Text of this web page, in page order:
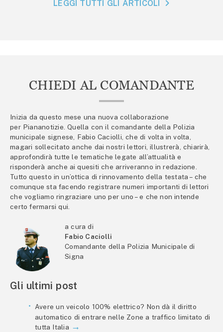
LEGGI TUTTI GLI ARTICOLI
CHIEDI AL COMANDANTE
Inizia da questo mese una nuova collaborazione
per Piananotizie. Quella con il comandante della Polizia
municipale signese, Fabio Caciolli, che di volta in volta,
magari sollecitato anche dai nostri lettori, illustrerà, chiarirà,
approfondirà tutte le tematiche legate all’attualità e
risponderà anche ai quesiti che arriveranno in redazione.
Tutto questo in un’ottica di rinnovamento della testata – che
comunque sta facendo registrare numeri importanti di lettori
che vogliamo ringraziare uno per uno – e che non intende
certo fermarsi qui.
a cura di
Fabio Caciolli
Comandante della Polizia Municipale di
Signa
Gli ultimi post
Avere un veicolo 100% elettrico? Non dà il diritto
automatico di entrare nelle Zone a traffico limitato di
tutta Italia